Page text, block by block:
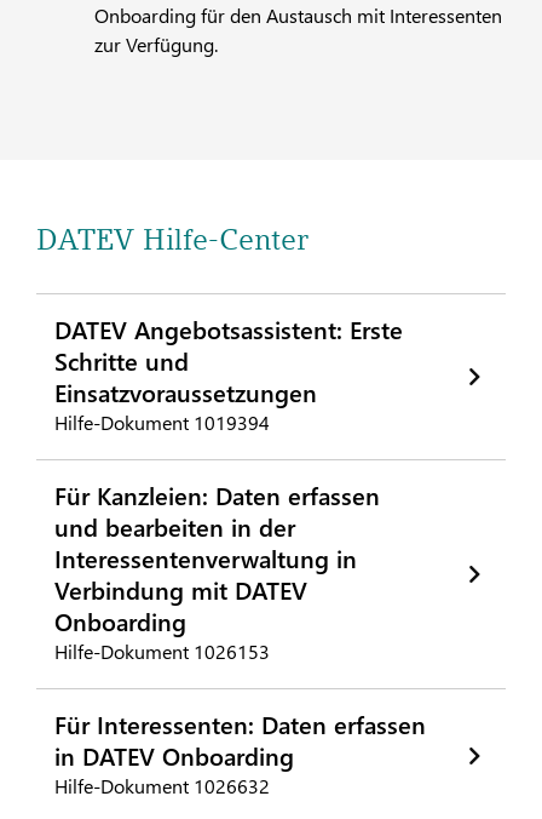
Onboarding für den Austausch mit Interessenten
zur Verfügung.
DATEV Hilfe-Center
DATEV Angebotsassistent: Erste
Schritte und
Einsatzvoraussetzungen
Hilfe-Dokument 1019394
Für Kanzleien: Daten erfassen
und bearbeiten in der
Interessentenverwaltung in
Verbindung mit DATEV
Onboarding
Hilfe-Dokument 1026153
Für Interessenten: Daten erfassen
in DATEV Onboarding
Hilfe-Dokument 1026632